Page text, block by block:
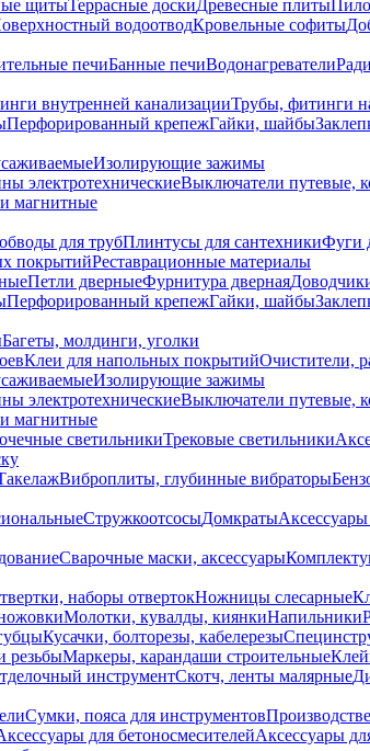
щитыТеррасные доскиДревесные плиты
водоотводКровельные софиты
печиБанные печиВодонагреватели
внутренней канализацииТрубы, фитинги
Перфорированный крепежГайки, шайбы
Изолирующие зажимы
электротехническиеВыключатели путевые,
магнитные
для трубПлинтусы для сантехникиФуги
покрытийРеставрационные материалы
Петли дверныеФурнитура дверная
Перфорированный крепежГайки, шайбы
Багеты, молдинги, уголки
Клеи для напольных покрытийОчистители,
Изолирующие зажимы
электротехническиеВыключатели путевые,
магнитные
светильникиТрековые светильники
Виброплиты, глубинные вибраторы
СтружкоотсосыДомкраты
Сварочные маски, аксессуары
наборы отвертокНожницы слесарные
Молотки, кувалды, киянкиНапильники
Кусачки, болторезы, кабелерезы
резьбыМаркеры, карандаши строительные
инструментСкотч, ленты малярные
Сумки, пояса для инструментов
для бетоносмесителейАксессуары